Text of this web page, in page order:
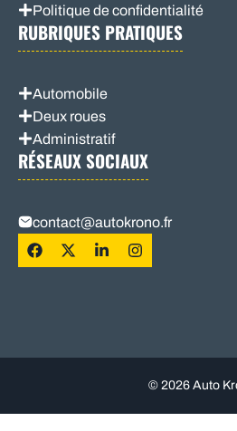
Politique de confidentialité
RUBRIQUES PRATIQUES
Automobile
Deux roues
Administratif
RÉSEAUX SOCIAUX
contact@autokrono.fr
© 2026 Auto